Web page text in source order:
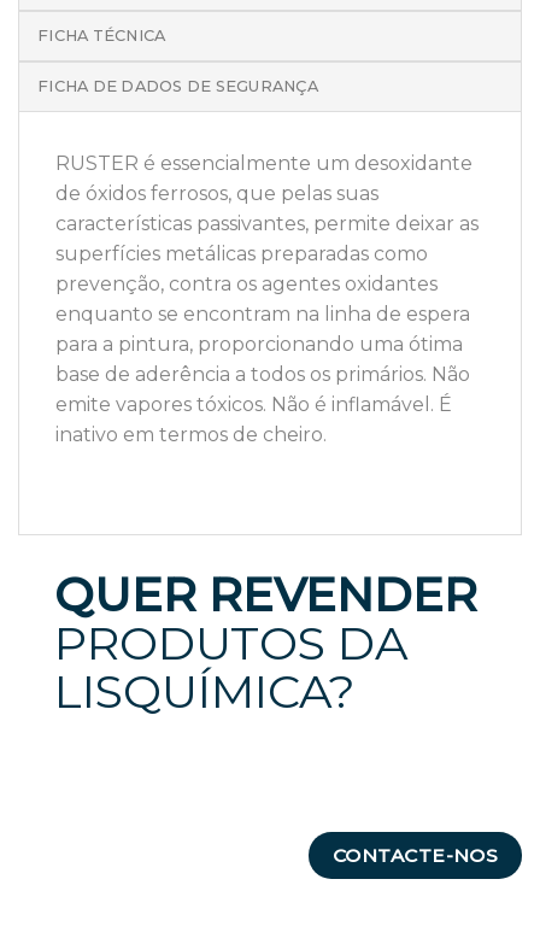
FICHA TÉCNICA
FICHA DE DADOS DE SEGURANÇA
RUSTER é essencialmente um desoxidante
de óxidos ferrosos, que pelas suas
características passivantes, permite deixar as
superfícies metálicas preparadas como
prevenção, contra os agentes oxidantes
enquanto se encontram na linha de espera
para a pintura, proporcionando uma ótima
base de aderência a todos os primários. Não
emite vapores tóxicos. Não é inflamável. É
inativo em termos de cheiro.
QUER REVENDER
PRODUTOS DA
LISQUÍMICA?
CONTACTE-NOS